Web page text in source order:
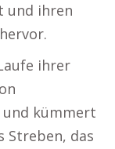
und ihren
ihrer
kümmert
Streben, das